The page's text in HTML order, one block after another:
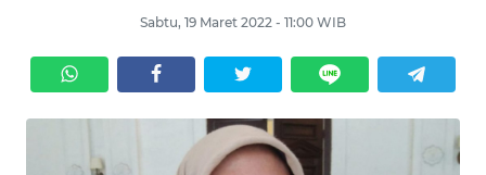
Sabtu, 19 Maret 2022 - 11:00 WIB
TOKOH